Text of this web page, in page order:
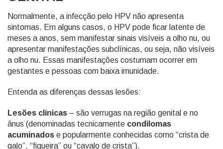
Normalmente, a infecção pelo HPV não apresenta
sintomas. Em alguns casos, o HPV pode ficar latente de
meses a anos, sem manifestar sinais visíveis a olho nu, ou
apresentar manifestações subclínicas, ou seja, não visíveis
a olho nu. Essas manifestações costumam ocorrer em
gestantes e pessoas com baixa imunidade.
Entenda as diferenças dessas lesões:
Lesões clínicas – são verrugas na região genital e no
ânus (denominadas tecnicamente condilomas
acuminados e popularmente conhecidas como “crista de
galo”, “figueira” ou “cavalo de crista”).